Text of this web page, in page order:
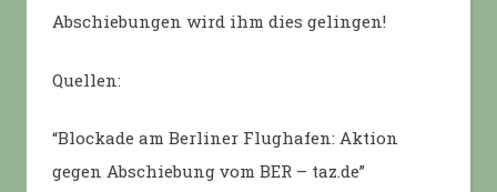
Abschiebungen wird ihm dies gelingen!
Quellen:
“Blockade am Berliner Flughafen: Aktion
gegen Abschiebung vom BER – taz.de”